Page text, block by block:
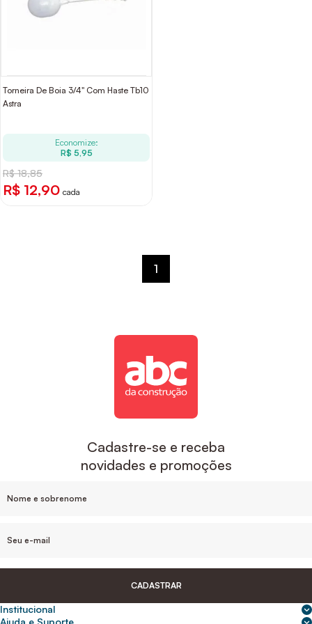
Torneira De Boia 3/4" Com Haste Tb10
Astra
Economize:
R$ 5,95
R$ 18,85
R$ 12,90 cada
1
Cadastre-se e receba
novidades e promoções
CADASTRAR
Institucional
Sobre nós
Ajuda e Suporte